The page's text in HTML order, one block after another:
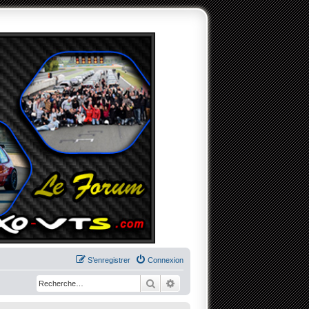
Connexion
S’enregistrer
RechercherRecherche avancée